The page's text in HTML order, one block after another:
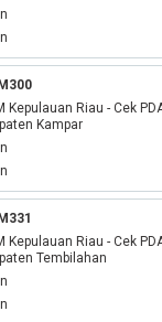
PERDANA
Kepulauan Riau - Cek
Kampar
Kepulauan Riau - Cek
Tembilahan